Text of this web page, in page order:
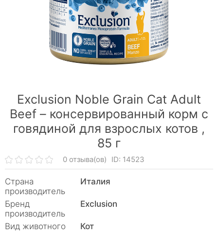
Exclusion Noble Grain Cat Adult
Beef – консервированный корм с
говядиной для взрослых котов ,
85 г
0 отзыва(ов) ID: 14523
Страна
производитель
Италия
Бренд
производитель
Exclusion
Вид животного
Кот